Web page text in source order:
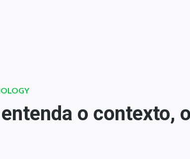
o contexto,